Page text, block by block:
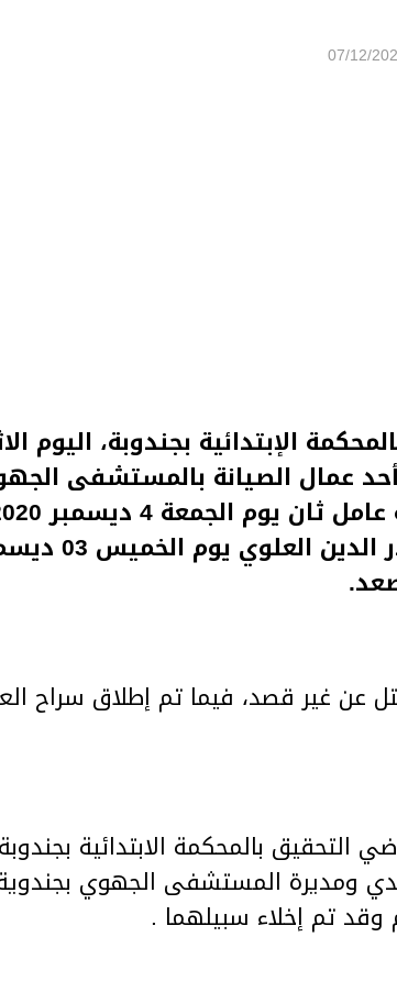
07/12/
الإبتدائية بجندوبة، اليوم
عمال الصيانة بالمستشفى
غير قصد، فيما تم إطلاق سراح
التحقيق بالمحكمة الابتدائية
ومديرة المستشفى الجهوي
وقد تم إخلاء سبيلهما .